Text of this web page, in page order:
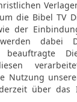
das
30 Dies sind
Geschlecht
der Helekiter;
31 Asriël,
daher kommt